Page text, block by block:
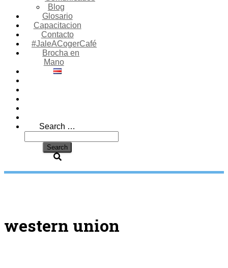
Blog
Glosario
Capacitacion
Contacto
#JaleACogerCafé
Brocha en
Mano
Search
Search …
western union